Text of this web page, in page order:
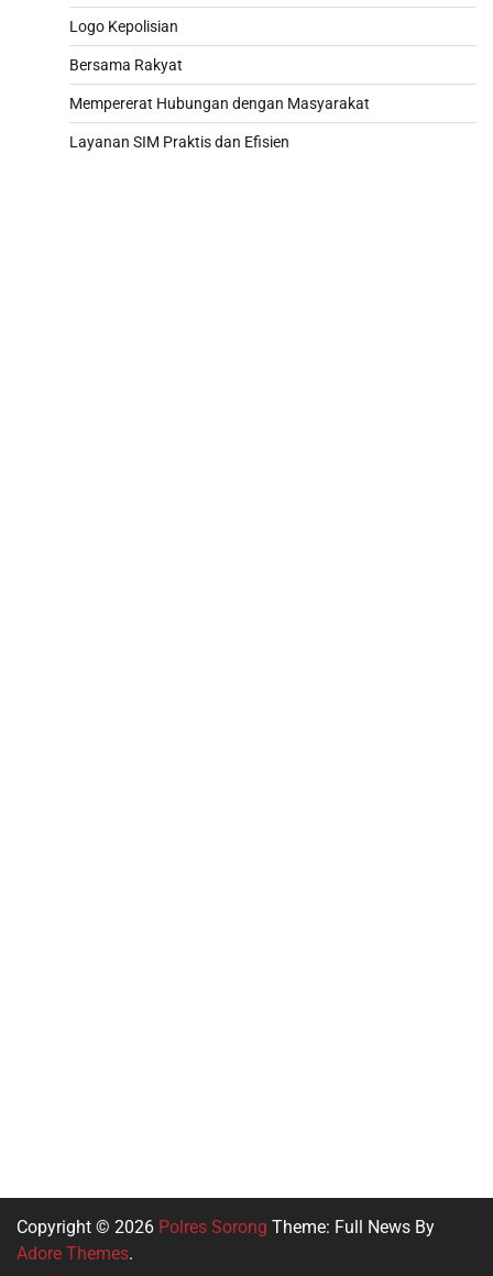
Logo Kepolisian
Bersama Rakyat
Mempererat Hubungan dengan Masyarakat
Layanan SIM Praktis dan Efisien
Copyright © 2026 Polres Sorong Theme: Full News By
Adore Themes.